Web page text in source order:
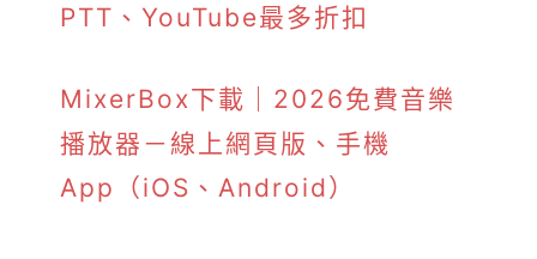
PTT、YouTube最多折扣
MixerBox下載｜2026免費音樂
播放器－線上網頁版、手機
App（iOS、Android）